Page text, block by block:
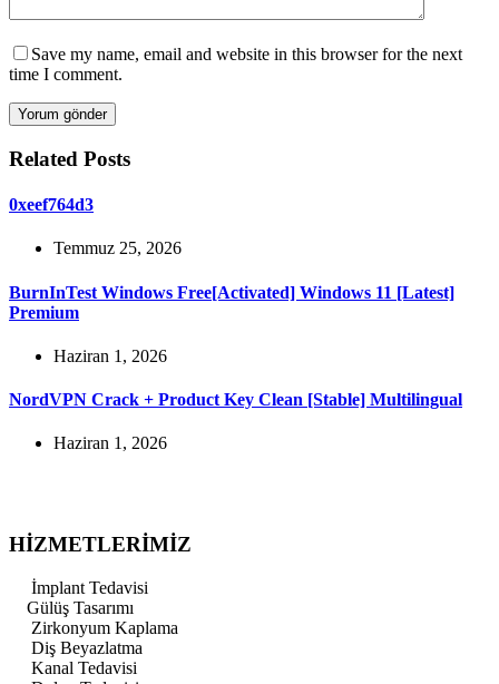
Save my name, email and website in this browser for the next
time I comment.
Yorum gönder
Related Posts
0xeef764d3
Temmuz 25, 2026
BurnInTest Windows Free[Activated] Windows 11 [Latest]
Premium
Haziran 1, 2026
NordVPN Crack + Product Key Clean [Stable] Multilingual
Haziran 1, 2026
HİZMETLERİMİZ
İmplant Tedavisi
Gülüş Tasarımı
Zirkonyum Kaplama
Diş Beyazlatma
Kanal Tedavisi